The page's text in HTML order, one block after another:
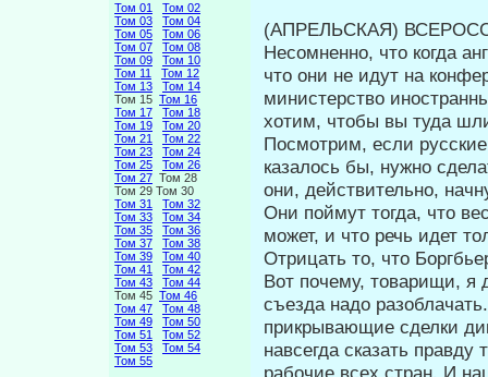
Том 01
Том 02
Том 03
Том 04
Том 05
Том 06
Том 07
Том 08
Том 09
Том 10
Том 11
Том 12
Том 13
Том 14
Том 15 Том 16
Том 17
Том 18
Том 19
Том 20
Том 21
Том 22
Том 23
Том 24
Том 25
Том 26
Том 27 Том 28
Том 29 Том 30
Том 31
Том 32
Том 33
Том 34
Том 35
Том 36
Том 37
Том 38
Том 39
Том 40
Том 41
Том 42
Том 43
Том 44
Том 45 Том 46
Том 47
Том 48
Том 49
Том 50
Том 51
Том 52
Том 53
Том 54
Том 55
(АПРЕЛЬСКАЯ)
Несомненно, что когда
что они не идут на
министерство
хотим, чтобы вы туда
Посмотрим, если
казалось бы, нужно
они, действительно,
Они поймут тогда, что
может, и что речь идет
Отрицать то, что
Вот почему, товарищи, я
съезда на­до
прикрывающие сделки
навсегда сказать